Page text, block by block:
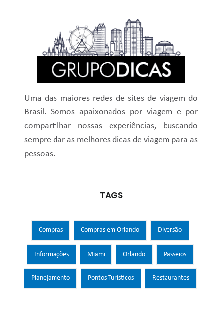
Uma das maiores redes de sites de viagem do
Brasil. Somos apaixonados por viagem e por
compartilhar nossas experiências, buscando
sempre dar as melhores dicas de viagem para as
pessoas.
TAGS
Compras Compras em Orlando Diversão
Informações Miami Orlando Passeios
Planejamento Pontos Turísticos Restaurantes